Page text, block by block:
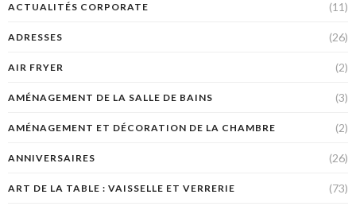
ACTUALITÉS CORPORATE (11)
ADRESSES (26)
AIR FRYER (2)
AMÉNAGEMENT DE LA SALLE DE BAINS (3)
AMÉNAGEMENT ET DÉCORATION DE LA CHAMBRE (2)
ANNIVERSAIRES (26)
ART DE LA TABLE : VAISSELLE ET VERRERIE (73)